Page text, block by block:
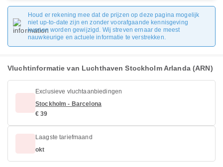
Houd er rekening mee dat de prijzen op deze pagina mogelijk
niet up-to-date zijn en zonder voorafgaande kennisgeving
kunnen worden gewijzigd. Wij streven ernaar de meest
nauwkeurige en actuele informatie te verstrekken.
Vluchtinformatie van Luchthaven Stockholm Arlanda (ARN)
Exclusieve vluchtaanbiedingen
Stockholm - Barcelona
€ 39
Laagste tariefmaand
okt